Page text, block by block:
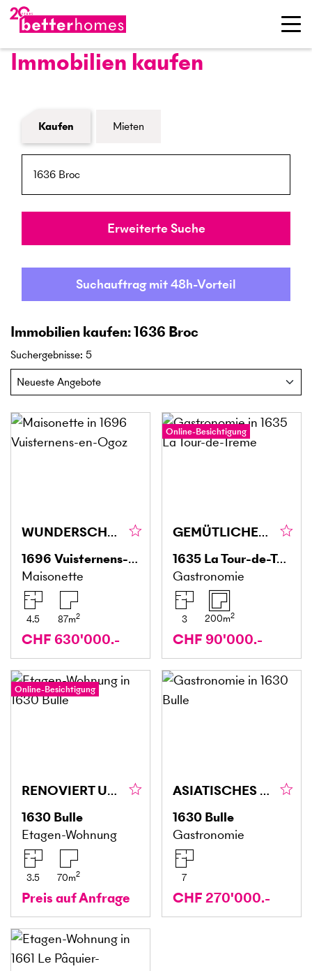
Immobilien kaufen
Formular Immobiliensuche
Kaufen Mieten
PLZ / Ort
Umkreis
Erweiterte Suche
Suchauftrag mit 48h-Vorteil
Immobilien kaufen: 1636 Broc
Suchergebnisse: 5
WUNDERSCHÖN MIT TERRASSE
1696 Vuisternens-en-Ogoz
Maisonette
4.5 87m2
CHF 630'000.-
Online-Besichtigung
GEMÜTLICHES UND GERÄUMIGES RESTAURANT
1635 La Tour-de-Trême
Gastronomie
3 200m2
CHF 90'000.-
Online-Besichtigung
RENOVIERT UND IN ZENTRALER LAGE
1630 Bulle
Etagen-Wohnung
3.5 70m2
Preis auf Anfrage
ASIATISCHES RESTAURANT IM HERZEN VON BULLE
1630 Bulle
Gastronomie
7
CHF 270'000.-